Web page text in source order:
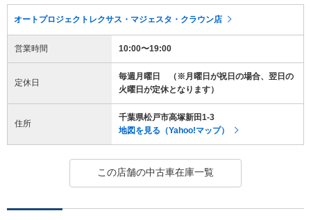
オートプロジェクトレクサス・マジェスタ・クラウン店
営業時間 10:00〜19:00
定休日
毎週月曜日 （※月曜日が祝日の場合、翌日の
火曜日が定休となります）
住所
千葉県松戸市高塚新田1-3
地図を見る（Yahoo!マップ）
この店舗の中古車在庫一覧